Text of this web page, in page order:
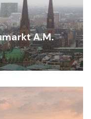
A.M.